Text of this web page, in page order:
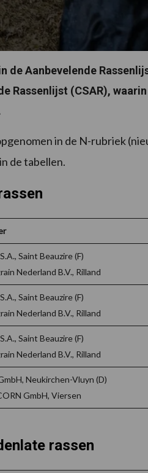
de Aanbevelende
Rassenlijst (CSAR),
in de N-rubriek
de tabellen.
Saint Beauzire (F)
Nederland B.V., Rilland
Saint Beauzire (F)
Nederland B.V., Rilland
Saint Beauzire (F)
Nederland B.V., Rilland
Neukirchen-Vluyn (D)
GmbH, Viersen
rassen